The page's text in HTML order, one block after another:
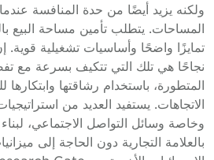
ولكنه يزيد أيضًا من حدة المنافسة عندما
المساحات. يتطلب تأمين مساحة البيع
تمايزًا واضحًا وأساسيات تشغيلية قوية.
نجاحًا هي تلك التي تتكيف بسرعة مع
المتطورة، باستخدام رشاقتها وابتكارها
الاتجاهات. يستفيد العديد من
وخاصة وسائل التواصل الاجتماعي، لبناء
بالعلامة التجارية دون الحاجة إلى